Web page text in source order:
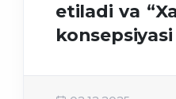
etiladi va